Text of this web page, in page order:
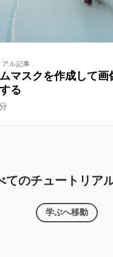
アル記事
マスクを作成して画
る
てのチュートリア
学ぶへ移動